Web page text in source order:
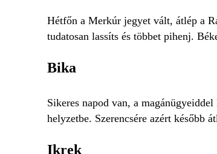
Hétfőn a Merkúr jegyet vált, átlép a
tudatosan lassíts és többet pihenj.
Bika
Sikeres napod van, a
helyzetbe. Szerencsére azért később
Ikrek